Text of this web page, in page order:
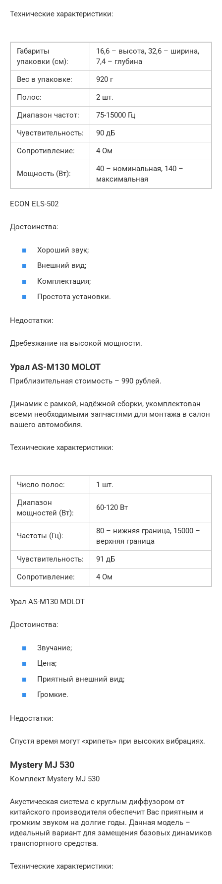
Технические характеристики:
Габариты
упаковки (см):
16,6 – высота, 32,6 – ширина,
7,4 – глубина
Вес в упаковке:
920 г
Полос:
2 шт.
Диапазон частот:
75-15000 Гц
Чувствительность:
90 дБ
Сопротивление:
4 Ом
Мощность (Вт):
40 – номинальная, 140 –
максимальная
ECON ELS-502
Достоинства:
Хороший звук;
Внешний вид;
Комплектация;
Простота установки.
Недостатки:
Дребезжание на высокой мощности.
Урал AS-M130 MOLOT
Приблизительная стоимость – 990 рублей.
Динамик с рамкой, надёжной сборки, укомплектован
всеми необходимыми запчастями для монтажа в салон
вашего автомобиля.
Технические характеристики:
Число полос:
1 шт.
Диапазон
мощностей (Вт):
60-120 Вт
Частоты (Гц):
80 – нижняя граница, 15000 –
верхняя граница
Чувствительность:
91 дБ
Сопротивление:
4 Ом
Урал AS-M130 MOLOT
Достоинства:
Звучание;
Цена;
Приятный внешний вид;
Громкие.
Недостатки:
Спустя время могут «хрипеть» при высоких вибрациях.
Mystery MJ 530
Комплект Mystery MJ 530
Акустическая система с круглым диффузором от
китайского производителя обеспечит Вас приятным и
громким звуком на долгие годы. Данная модель –
идеальный вариант для замещения базовых динамиков
транспортного средства.
Технические характеристики: